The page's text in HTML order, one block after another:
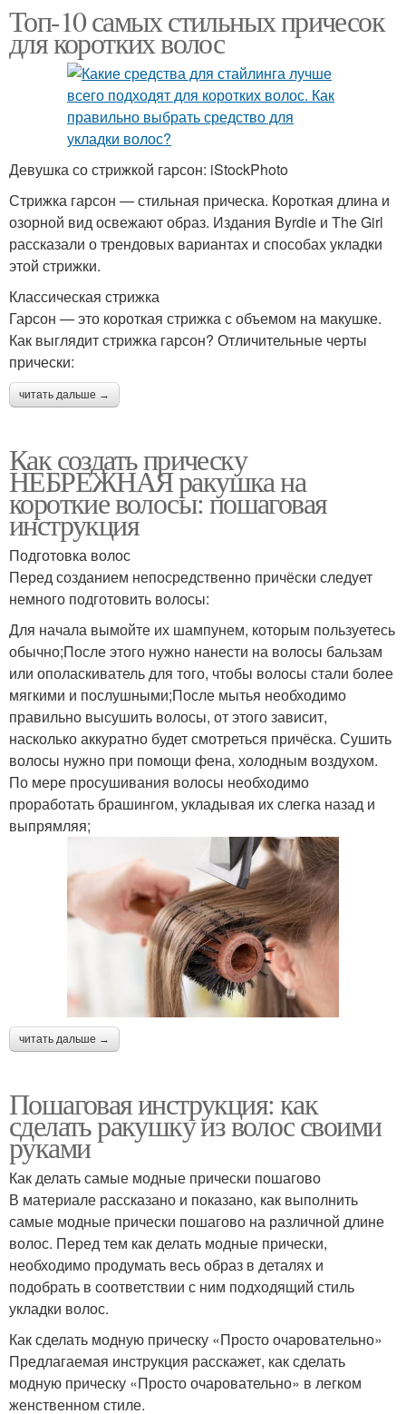
Топ-10 самых стильных причесок
для коротких волос
Девушка со стрижкой гарсон: iStockPhoto
Стрижка гарсон — стильная прическа. Короткая длина и
озорной вид освежают образ. Издания Byrdie и The Girl
рассказали о трендовых вариантах и способах укладки
этой стрижки.
Классическая стрижка
Гарсон — это короткая стрижка с объемом на макушке.
Как выглядит стрижка гарсон? Отличительные черты
прически:
читать дальше →
Как создать прическу
НЕБРЕЖНАЯ ракушка на
короткие волосы: пошаговая
инструкция
Подготовка волос
Перед созданием непосредственно причёски следует
немного подготовить волосы:
Для начала вымойте их шампунем, которым пользуетесь
обычно;После этого нужно нанести на волосы бальзам
или ополаскиватель для того, чтобы волосы стали более
мягкими и послушными;После мытья необходимо
правильно высушить волосы, от этого зависит,
насколько аккуратно будет смотреться причёска. Сушить
волосы нужно при помощи фена, холодным воздухом.
По мере просушивания волосы необходимо
проработать брашингом, укладывая их слегка назад и
выпрямляя;
читать дальше →
Пошаговая инструкция: как
сделать ракушку из волос своими
руками
Как делать самые модные прически пошагово
В материале рассказано и показано, как выполнить
самые модные прически пошагово на различной длине
волос. Перед тем как делать модные прически,
необходимо продумать весь образ в деталях и
подобрать в соответствии с ним подходящий стиль
укладки волос.
Как сделать модную прическу «Просто очаровательно»
Предлагаемая инструкция расскажет, как сделать
модную прическу «Просто очаровательно» в легком
женственном стиле.